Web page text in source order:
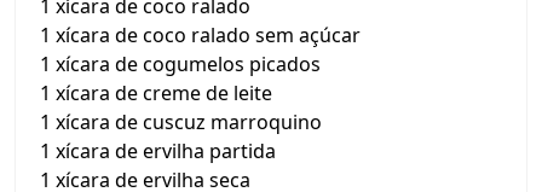
1 xícara de coco ralado
1 xícara de coco ralado sem açúcar
1 xícara de cogumelos picados
1 xícara de creme de leite
1 xícara de cuscuz marroquino
1 xícara de ervilha partida
1 xícara de ervilha seca